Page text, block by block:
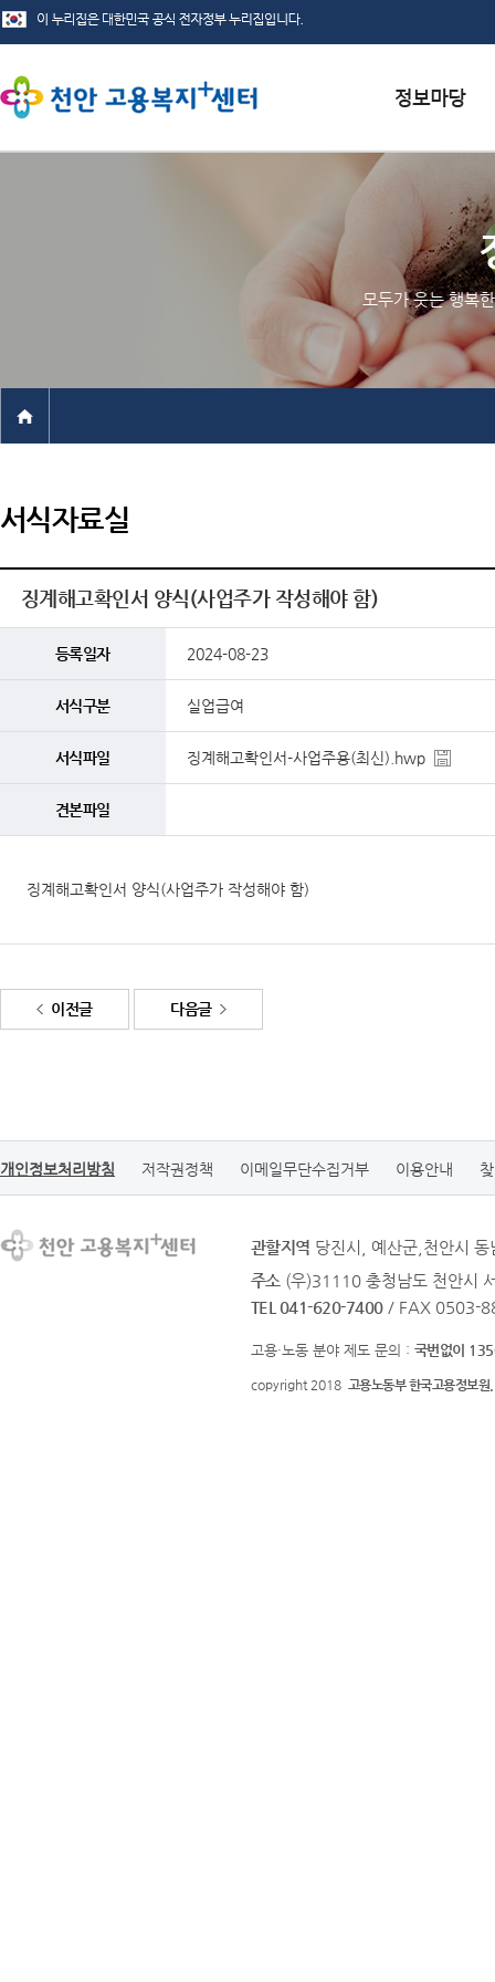
채용정보
인재정보
관련사이트
모두가 웃는 행복
서식자료실
징계해고확인서 양식(사업주가 작성해야 함)
등록일자 2024-08-23
서식구분 실업급여
서식파일 징계해고확인서-사업주용(최신).hwp
견본파일
징계해고확인서 양식(사업주가 작성해야 함)
이전글 다음글
개인정보처리방침 저작권정책 이메일무단수집거부 이용안내
관할지역 당진시, 예산군,천안시
주소 (우)31110 충청남도 천안시
TEL 041-620-7400 / FAX 0503-
고용·노동 분야 제도 문의 : 국번없이
copyright 2018 고용노동부 한국고용정보원.